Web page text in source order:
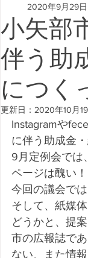
小矢部
伴う助
につく
2020年9月29日
更新日： 2020年10月
Instagramや
に伴う助成金
9月定例会では
ページは醜い
今回の議会で
そして、紙媒
どうかと、提
市の広報誌で
ない、また情